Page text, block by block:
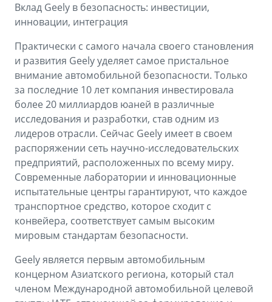
Вклад Geely в безопасность: инвестиции,
инновации, интеграция
Практически с самого начала своего становления
и развития Geely уделяет самое пристальное
внимание автомобильной безопасности. Только
за последние 10 лет компания инвестировала
более 20 миллиардов юаней в различные
исследования и разработки, став одним из
лидеров отрасли. Сейчас Geely имеет в своем
распоряжении сеть научно-исследовательских
предприятий, расположенных по всему миру.
Современные лаборатории и инновационные
испытательные центры гарантируют, что каждое
транспортное средство, которое сходит с
конвейера, соответствует самым высоким
мировым стандартам безопасности.
Geely является первым автомобильным
концерном Азиатского региона, который стал
членом Международной автомобильной целевой